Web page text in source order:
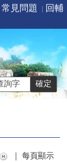
常見問題
回輔
每頁顯示